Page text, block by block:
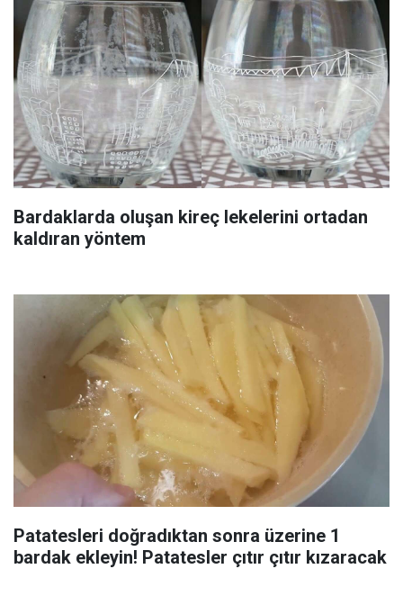
Bardaklarda oluşan kireç lekelerini ortadan
kaldıran yöntem
Patatesleri doğradıktan sonra üzerine 1
bardak ekleyin! Patatesler çıtır çıtır kızaracak